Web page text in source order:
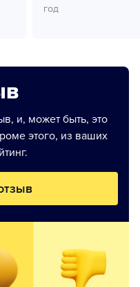
год
и, может быть, это
этого, из ваших